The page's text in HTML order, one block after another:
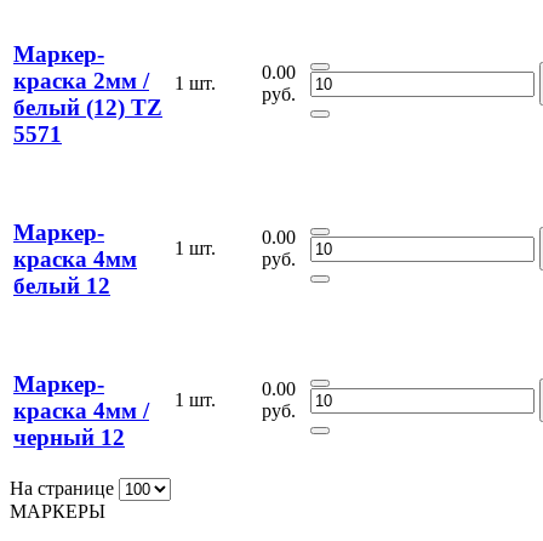
Маркер-
краска 2мм /
белый (12) TZ
5571
1 шт.
0.00
руб.
Маркер-
краска 4мм
белый 12
1 шт.
0.00
руб.
Маркер-
краска 4мм /
черный 12
1 шт.
0.00
руб.
На странице
МАРКЕРЫ